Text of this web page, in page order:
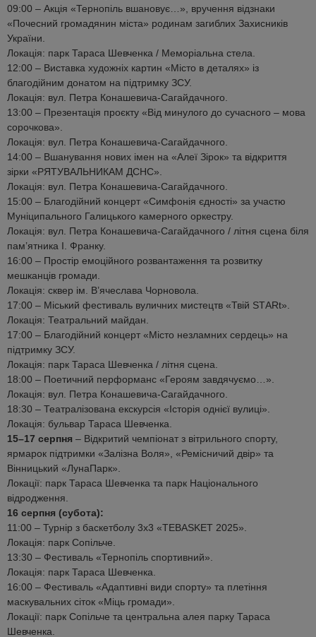
09:00 – Акція «Тернопіль вшановує…», вручення відзнаки
«Почесний громадянин міста» родинам загиблих Захисників
України.
Локація: парк Тараса Шевченка / Меморіальна стела.
12:00 – Виставка художніх картин «Місто в деталях» із
благодійним донатом на підтримку ЗСУ.
Локація: вул. Петра Конашевича-Сагайдачного.
13:00 – Презентація проєкту «Від минулого до сучасного – мова
сорочкова».
Локація: вул. Петра Конашевича-Сагайдачного.
14:00 – Вшанування нових імен на «Алеї Зірок» та відкриття
зірки «РЯТУВАЛЬНИКАМ ДСНС».
Локація: вул. Петра Конашевича-Сагайдачного.
15:00 – Благодійний концерт «Симфонія єдності» за участю
Муніципального Галицького камерного оркестру.
Локація: вул. Петра Конашевича-Сагайдачного / літня сцена біля
пам’ятника І. Франку.
16:00 – Простір емоційного розвантаження та розвитку
мешканців громади.
Локація: сквер ім. В’ячеслава Чорновола.
17:00 – Міський фестиваль вуличних мистецтв «Твій SТARt».
Локація: Театральний майдан.
17:00 – Благодійний концерт «Місто незламних сердець» на
підтримку ЗСУ.
Локація: парк Тараса Шевченка / літня сцена.
18:00 – Поетичний перформанс «Героям завдячуємо…».
Локація: вул. Петра Конашевича-Сагайдачного.
18:30 – Театралізована екскурсія «Історія однієї вулиці».
Локація: бульвар Тараса Шевченка.
15–17 серпня – Відкритий чемпіонат з вітрильного спорту,
ярмарок підтримки «Залізна Воля», «Ремісничий двір» та
Вінницький «ЛунаПарк».
Локації: парк Тараса Шевченка та парк Національного
відродження.
16 серпня (субота):
11:00 – Турнір з баскетболу 3х3 «TEBASKET 2025».
Локація: парк Сопільче.
13:30 – Фестиваль «Тернопіль спортивний».
Локація: парк Тараса Шевченка.
16:00 – Фестиваль «Адаптивні види спорту» та плетіння
маскувальних сіток «Міць громади».
Локації: парк Сопільче та центральна алея парку Тараса
Шевченка.